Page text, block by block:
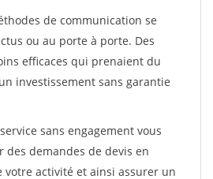
de communication se
ou au porte à porte. Des
efficaces qui prenaient du
investissement sans garantie
sans engagement vous
des demandes de devis en
votre activité et ainsi assurer un